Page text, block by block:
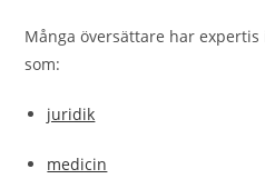
Många översättare har
som:
juridik
medicin